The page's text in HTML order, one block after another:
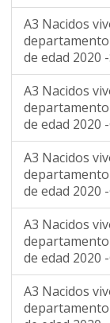
A3 Nacidos
de edad 2020
A3 Nacidos
de edad 2020
A3 Nacidos
de edad 2020
A3 Nacidos
de edad 2020
A3 Nacidos